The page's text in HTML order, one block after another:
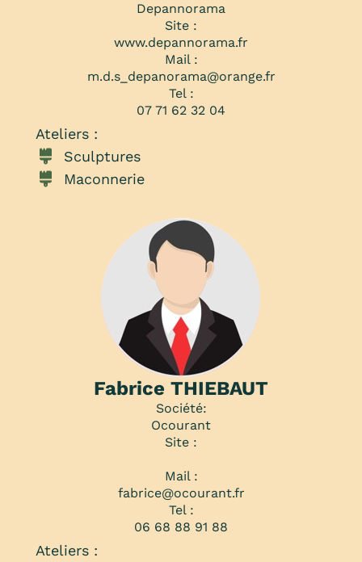
Depannorama
Site :
www.depannorama.fr
Mail :
m.d.s_depanorama@orange.fr
Tel :
07 71 62 32 04
Ateliers :
Sculptures
Maconnerie
Fabrice THIEBAUT
Société:
Ocourant
Site :
Mail :
fabrice@ocourant.fr
Tel :
06 68 88 91 88
Ateliers :